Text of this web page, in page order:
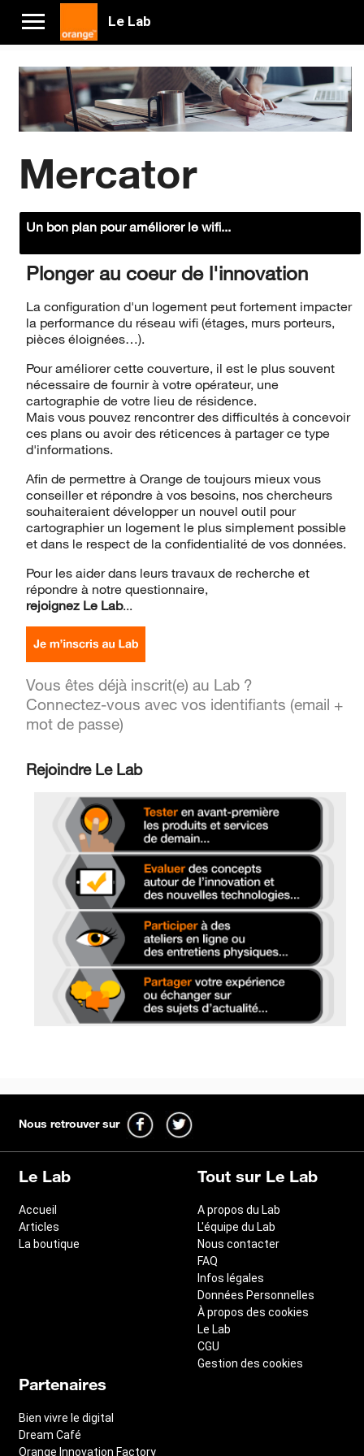
Le Lab
Mercator
Un bon plan pour améliorer le wifi...
Plonger au coeur de l'innovation
La configuration d'un logement peut fortement impacter
la performance du réseau wifi (étages, murs porteurs,
pièces éloignées…).
Pour améliorer cette couverture, il est le plus souvent
nécessaire de fournir à votre opérateur, une
cartographie de votre lieu de résidence.
Mais vous pouvez rencontrer des difficultés à concevoir
ces plans ou avoir des réticences à partager ce type
d'informations.
Afin de permettre à Orange de toujours mieux vous
conseiller et répondre à vos besoins, nos chercheurs
souhaiteraient développer un nouvel outil pour
cartographier un logement le plus simplement possible
et dans le respect de la confidentialité de vos données.
Pour les aider dans leurs travaux de recherche et
répondre à notre questionnaire,
rejoignez Le Lab...
Vous êtes déjà inscrit(e) au Lab ?
Connectez-vous avec vos identifiants (email +
mot de passe)
Rejoindre Le Lab
Nous retrouver sur
Le Lab
Accueil
Articles
La boutique
Tout sur Le Lab
A propos du Lab
L'équipe du Lab
Nous contacter
FAQ
Infos légales
Données Personnelles
À propos des cookies
Le Lab
CGU
Gestion des cookies
Partenaires
Bien vivre le digital
Dream Café
Orange Innovation Factory